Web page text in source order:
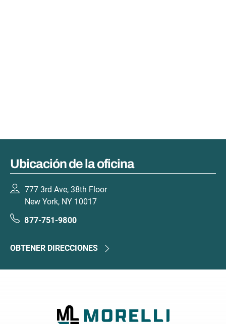
Ubicación de la oficina
777 3rd Ave, 38th Floor
New York, NY 10017
877-751-9800
OBTENER DIRECCIONES